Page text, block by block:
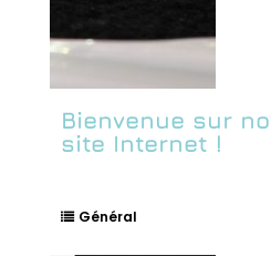
Bienvenue sur
site Internet !
Général